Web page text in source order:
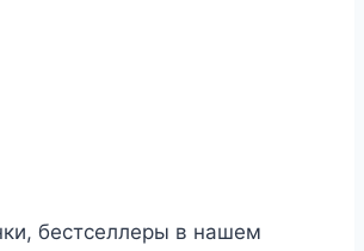
бестселлеры в нашем